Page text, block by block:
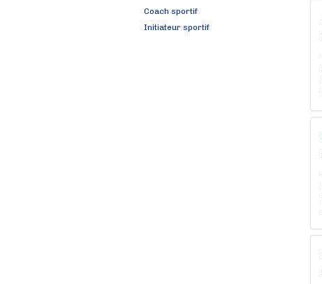
Coach sportif
Initiateur sportif